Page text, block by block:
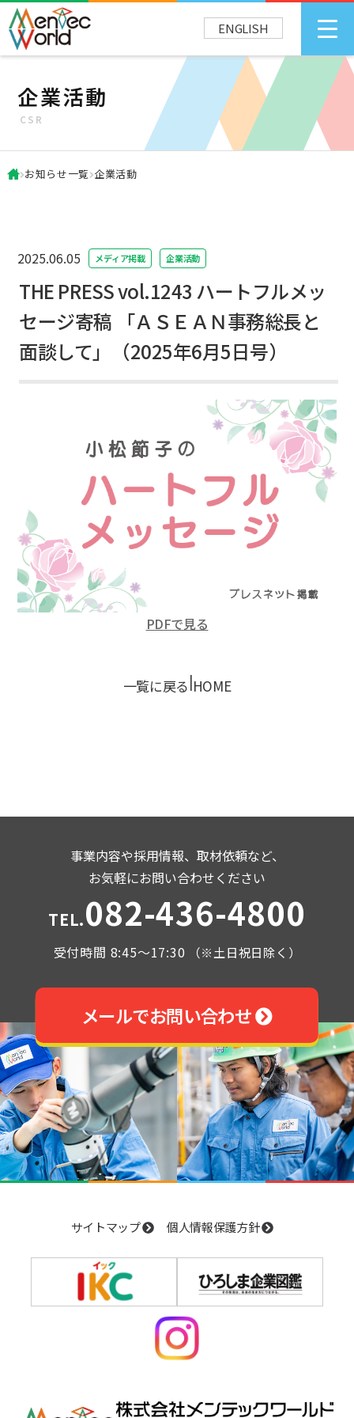
ENGLISH
企業活動
CSR
お知らせ一覧 企業活動
2025.06.05 メディア掲載 企業活動
THE PRESS vol.1243 ハートフルメッ
セージ寄稿 「ＡＳＥＡＮ事務総長と
面談して」（2025年6月5日号）
PDFで見る
一覧に戻る|HOME
事業内容や採用情報、取材依頼など、
お気軽にお問い合わせください
TEL.082-436-4800
受付時間 8:45～17:30 （※土日祝日除く）
メールでお問い合わせ
サイトマップ 個人情報保護方針